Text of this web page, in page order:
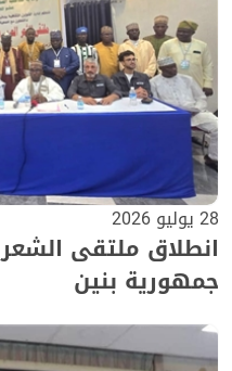
28 يوليو 2026
انطلاق ملتقى
جمهورية بنين